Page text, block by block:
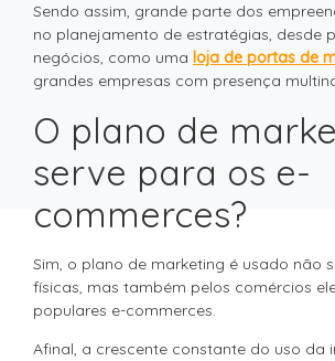
Sendo assim, grande parte dos
no planejamento de estratégias, desde
negócios, como uma loja de portas de
grandes empresas com presença
O plano de
serve para os e-
commerces?
Sim, o plano de marketing é usado não
físicas, mas também pelos comércios
populares e-commerces.
Afinal, a crescente constante do uso da